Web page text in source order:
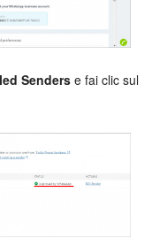
Senders e fai clic sul